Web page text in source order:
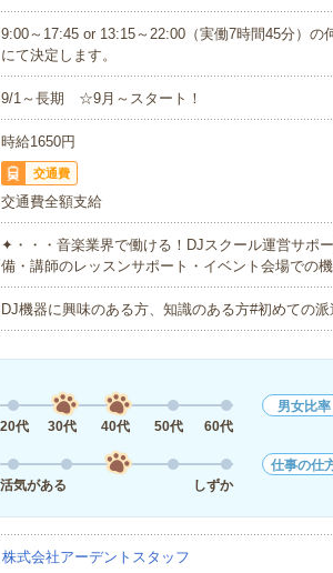
9:00～17:45 or 13:15～22:00（実働7時間45分）
にて決定します。
9/1～長期 ☆9月～スタート！
時給1650円
交通費
交通費全額支給
✦・・・音楽業界で働ける！DJスクール運営サポ
備・講師のレッスンサポート・イベント会場での
DJ機器に興味のある方、知識のある方#初めての派
20代
30代 40代 50代 60代
男女比率
活気がある
しずか
仕事の仕
株式会社アーデントスタッフ